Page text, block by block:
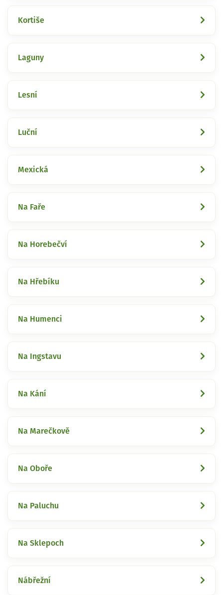
Kortiše
Laguny
Lesní
Luční
Mexická
Na Faře
Na Horebečví
Na Hřebíku
Na Humenci
Na Ingstavu
Na Kání
Na Marečkově
Na Oboře
Na Paluchu
Na Sklepoch
Nábřežní